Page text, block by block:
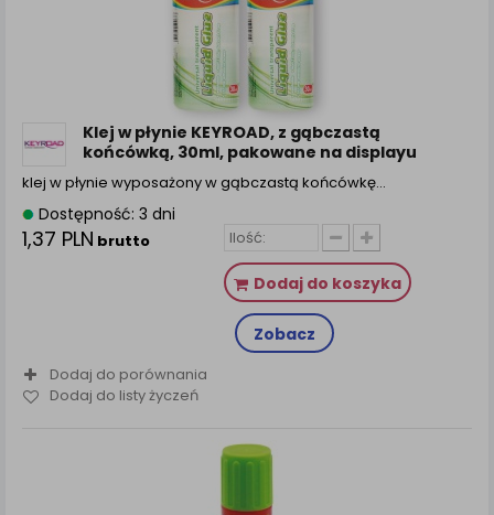
Klej w płynie KEYROAD, z gąbczastą
końcówką, 30ml, pakowane na displayu
klej w płynie wyposażony w gąbczastą końcówkę...
Dostępność: 3 dni
1,37 PLN brutto
Dodaj do koszyka
Zobacz
Dodaj do porównania
Dodaj do listy życzeń
zamówienia na Państwa email lub wyświetlenie
Państwu prawidłowych informacji o promocjach czy
cenach indywidualnych, ważna jest Państwa
wcześniejsza zgoda której udzieliliście podczas
Każda Państwa zgoda jest dobrowolna i można ją w
dowolnym momencie wycofać.
Polityka prywatności (rozwiń)
Klauzula Informacyjna (rozwiń)
Lista Zaufanych Partnerów (rozwiń)